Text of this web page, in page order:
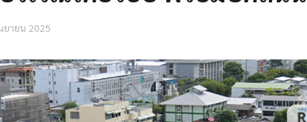
ยายน 2025